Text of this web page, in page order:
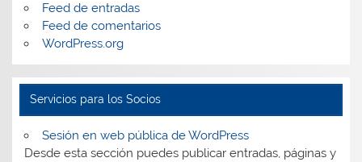
Feed de entradas
Feed de comentarios
WordPress.org
Servicios para los Socios
Sesión en web pública de WordPress
Desde esta sección puedes publicar entradas, páginas y